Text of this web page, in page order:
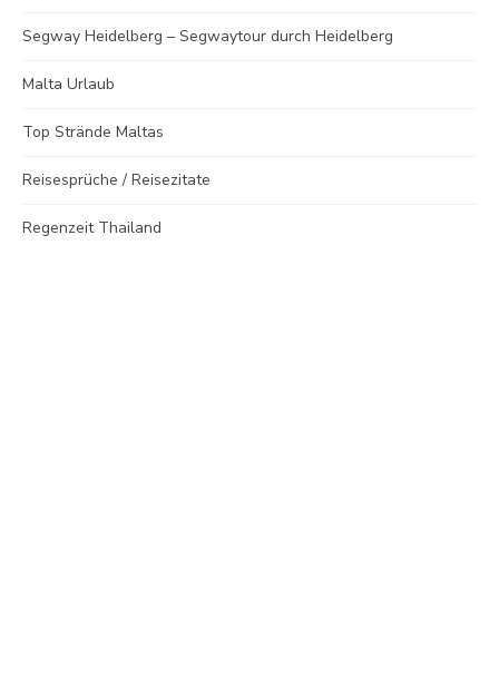
Segway Heidelberg – Segwaytour durch Heidelberg
Malta Urlaub
Top Strände Maltas
Reisesprüche / Reisezitate
Regenzeit Thailand